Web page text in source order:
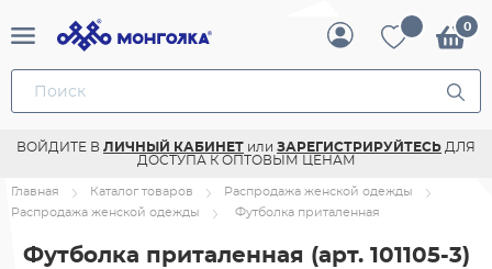
ВОЙДИТЕ В ЛИЧНЫЙ КАБИНЕТ или ЗАРЕГИСТРИРУЙТЕСЬ ДЛЯ
ДОСТУПА К ОПТОВЫМ ЦЕНАМ
Главная Каталог товаров
Распродажа женской одежды
Распродажа женской одежды
Футболка приталенная
Футболка приталенная (арт. 101105-3)